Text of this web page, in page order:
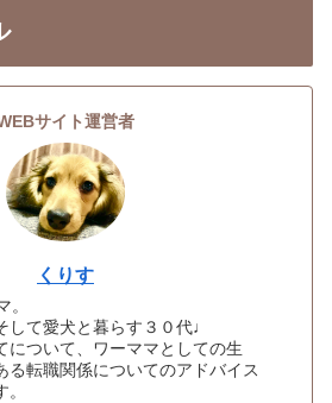
サイト運営者
くりす
。
して愛犬と暮らす３０代♩
について、ワーママとしての生
る転職関係についてのアドバイス